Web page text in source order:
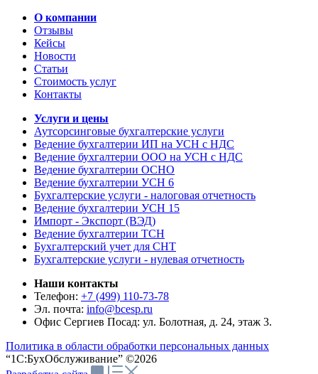
О компании
Отзывы
Кейсы
Новости
Статьи
Стоимость услуг
Контакты
Услуги и цены
Аутсорсинговые бухгалтерские услуги
Ведение бухгалтерии ИП на УСН с НДС
Ведение бухгалтерии ООО на УСН с НДС
Ведение бухгалтерии ОСНО
Ведение бухгалтерии УСН 6
Бухгалтерские услуги - налоговая отчетность
Ведение бухгалтерии УСН 15
Импорт - Экспорт (ВЭД)
Ведение бухгалтерии ТСН
Бухгалтерский учет для СНТ
Бухгалтерские услуги - нулевая отчетность
Наши контакты
Телефон: +7 (499) 110-73-78
Эл. почта: info@bcesp.ru
Офис Сергиев Посад: ул. Болотная, д. 24, этаж 3.
Политика в области обработки персональных данных
“1С:БухОбслуживание” ©2026